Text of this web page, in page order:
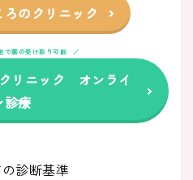
のクリニック
で薬の受け取り可能
リニック オンライ
診療
診断基準